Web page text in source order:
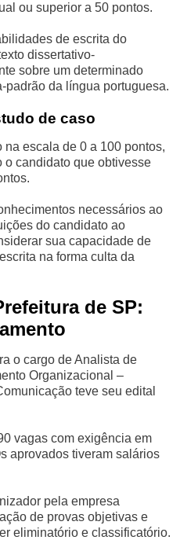
ou superior a 50 pontos.
de escrita do
dissertativo-
sobre um determinado
padrão da língua portuguesa.
de caso
escala de 0 a 100 pontos,
candidato que obtivesse
necessários ao
do candidato ao
sua capacidade de
na forma culta da
de SP:
o cargo de Analista de
Organizacional –
teve seu edital
vagas com exigência em
aprovados tiveram salários
pela empresa
de provas objetivas e
eliminatório e classificatório.